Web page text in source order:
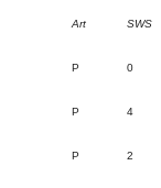
Art SWS
P 0
P 4
P 2